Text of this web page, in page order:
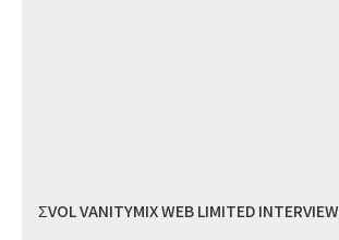
ΣVOL VANITYMIX WEB LIMITED INTERVIEW